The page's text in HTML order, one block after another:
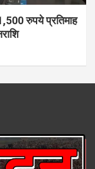
रुपये प्रतिमाह